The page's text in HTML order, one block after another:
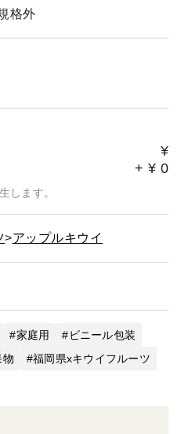
格外
¥
+ ¥ 0
します。
アップルキウイ
家庭用
ビニール包装
物
福岡県xキウイフルーツ